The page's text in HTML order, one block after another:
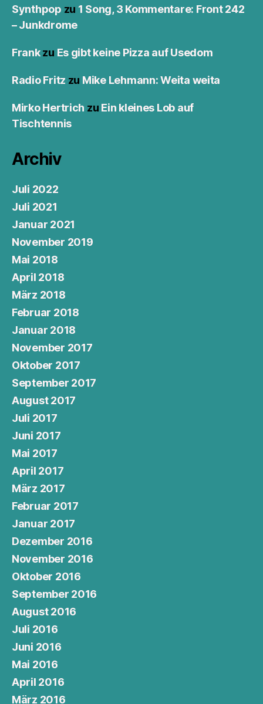
Synthpop zu 1 Song, 3 Kommentare: Front 242
– Junkdrome
Frankzu Es gibt keine Pizza auf Usedom
Radio Fritz zu Mike Lehmann: Weita weita
Mirko Hertrich zu Ein kleines Lob auf
Tischtennis
Archiv
Juli 2022
Juli 2021
Januar 2021
November 2019
Mai 2018
April 2018
März 2018
Februar 2018
Januar 2018
November 2017
Oktober 2017
September 2017
August 2017
Juli 2017
Juni 2017
Mai 2017
April 2017
März 2017
Februar 2017
Januar 2017
Dezember 2016
November 2016
Oktober 2016
September 2016
August 2016
Juli 2016
Juni 2016
Mai 2016
April 2016
März 2016